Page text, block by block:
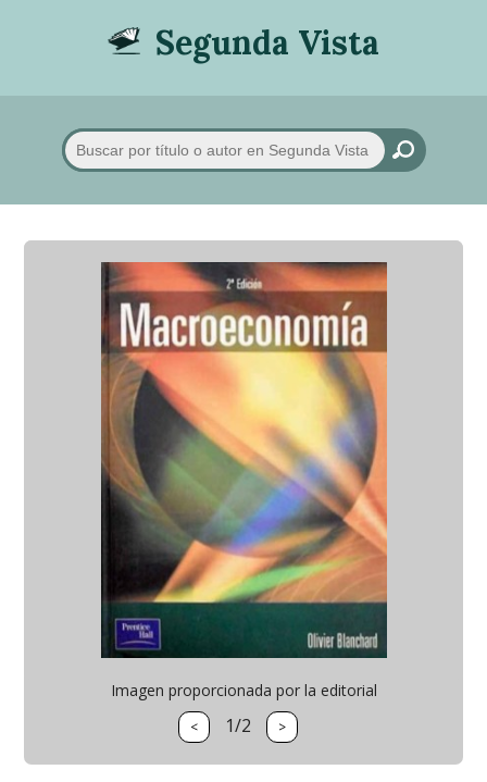
Segunda Vista
Imagen proporcionada por la editorial
< 1/2 >